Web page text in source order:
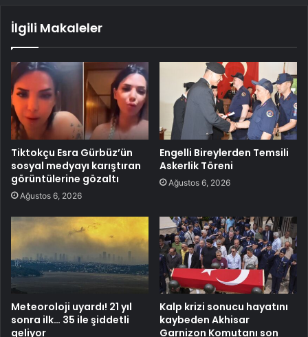
İlgili Makaleler
Tiktokçu Esra Gürbüz’ün
sosyal medyayı karıştıran
görüntülerine gözaltı
Ağustos 6, 2026
Engelli Bireylerden Temsili
Askerlik Töreni
Ağustos 6, 2026
Meteoroloji uyardı! 21 yıl
sonra ilk… 35 ile şiddetli
geliyor
Kalp krizi sonucu hayatını
kaybeden Akhisar
Garnizon Komutanı son